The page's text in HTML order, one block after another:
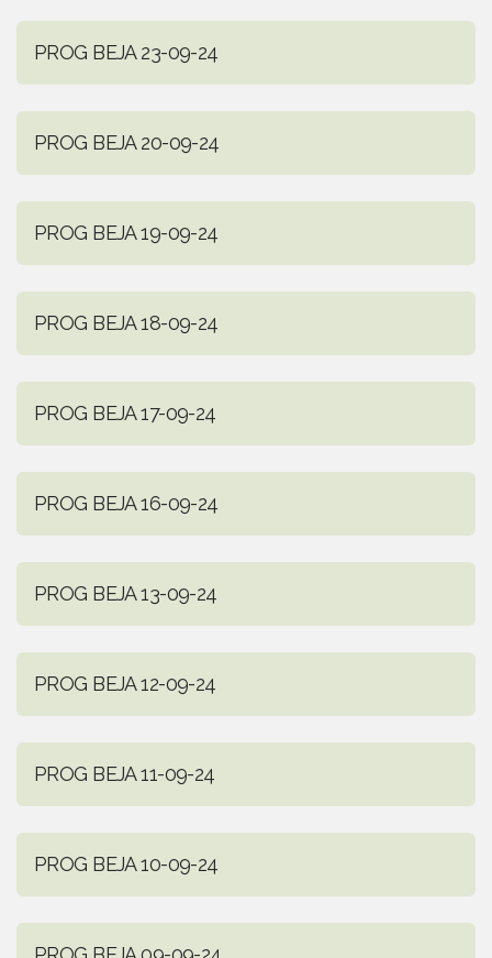
PROG BEJA 23-09-24
PROG BEJA 20-09-24
PROG BEJA 19-09-24
PROG BEJA 18-09-24
PROG BEJA 17-09-24
PROG BEJA 16-09-24
PROG BEJA 13-09-24
PROG BEJA 12-09-24
PROG BEJA 11-09-24
PROG BEJA 10-09-24